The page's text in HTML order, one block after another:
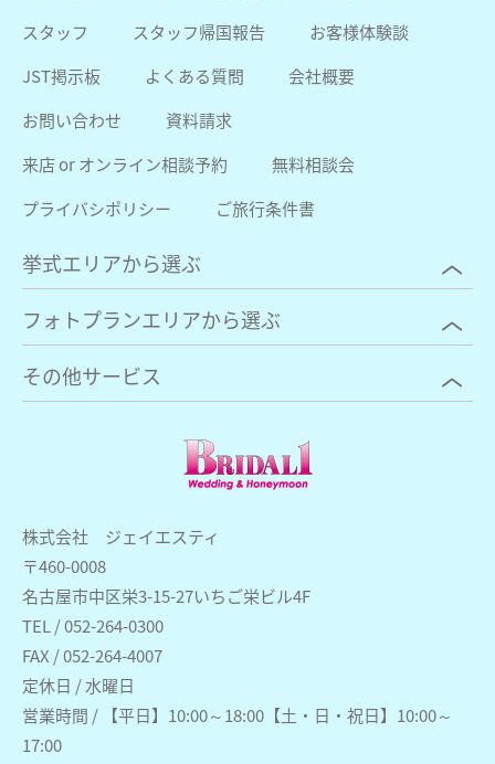
株式会社 ジェイエスティ
〒460-0008
名古屋市中区栄3-15-27いちご栄ビル4F
TEL / 052-264-0300
FAX / 052-264-4007
定休日 / 水曜日
営業時間 / 【平日】10:00～18:00【土・日・祝日】10:00～
17:00
スタッフ
スタッフ帰国報告
お客様体験談
JST掲示板
よくある質問
会社概要
お問い合わせ
資料請求
来店 or オンライン相談予約
無料相談会
プライバシポリシー
ご旅行条件書
挙式エリアから選ぶ
フォトプランエリアから選ぶ
その他サービス